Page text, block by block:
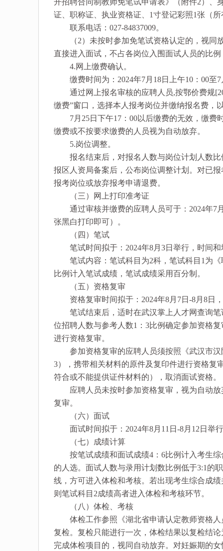
开招聘合同制教师免笔试申请表》（附件2）、
证、职称证、执业资格证、1寸登记彩照1张（
联系电话：027-84837009。
（2）未按时参加免笔试资格认定的，视同
直接进入面试，不占各岗位入围面试人员的比
4.网上缴费确认。
缴费时间为：2024年7月18日上午10：00至7
通过网上报名审核的应聘人员,按鄂价费规
缴费”窗口，选择本人报考岗位并缴纳报名费，
7月25日下午17：00以后缴费的无效，缴费
缴费或不按要求缴费的人员视为自动放弃。
5.岗位调整。
报名结束后，对报名人数与岗位计划人数比
报区人资局备案后，公布岗位调整计划。对已
报考岗位或放弃报考申请退费。
（三）网上打印准考证
通过审核并缴费的应聘人员可于：2024年7
张黑白打印即可）。
（四）笔试
笔试时间拟于：2024年8月3日举行，时间和
笔试内容：笔试科目为2科，笔试科目1为《
比例计入笔试成绩，笔试成绩采用百分制。
（五）资格复审
资格复审时间拟于：2024年8月7日-8月8日
笔试结束后，适时在武汉掌上人才网查询笔
位招聘人数与参考人数1：3比例确定参加资格
进行资格复审。
参加资格复审的应聘人员须按照《武汉市汉
3），携带相关材料的原件及复印件进行资格复
符合或不能提供证件材料的），取消面试资格。
应聘人员未按时参加资格复审，视为自动放
复审。
（六）面试
面试时间拟于：2024年8月11日-8月12日举
（七）成绩计算
按笔试成绩和面试成绩4：6比例计入考生综
的人选。面试人数与录用计划数比例低于3:1的
线，方可进入体检和考核。若出现考生综合成
则笔试科目2成绩高者进入体检和考核环节。
（八）体检、考核
体检工作参照《湖北省申请认定教师资格人
复检。复检只能进行一次，体检结果以复检结
完成体检项目的，视同自动放弃。对妊娠期的